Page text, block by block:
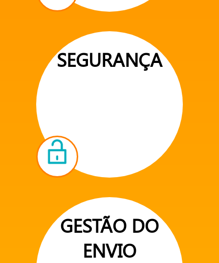
SEGURANÇA
GESTÃO DO
ENVIO